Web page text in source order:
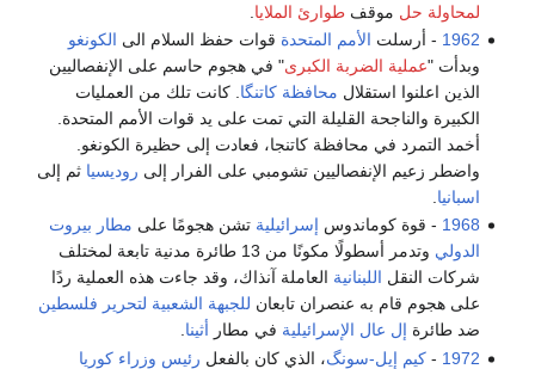
لمحاولة حل موقفطوارئ الملايا
1962 - أرسلت الأمم المتحدة قوات حفظ السلام الى الكونغو
وبدأت "عملية الضربة الكبرى" في هجوم حاسم على الإنفصاليين
الذين اعلنوا استقلال محافظة كاتنگا . كانت تلك من العمليات
الكبيرة والناجحة القليلة التي تمت على يد قوات الأمم المتحدة.
أخمد التمرد في محافظة كاتنجا، فعادت إلى حظيرة الكونغو.
واضطر زعيم الإنفصاليين تشومبي على الفرار إلى روديسيا ثم إلى
اسبانيا
1968 - قوة كوماندوس إسرائيلية تشن هجومًا على مطار بيروت
الدولي
وتدمر أسطولًا مكونًا من 13 طائرة مدنية تابعة لمختلف
شركات النقل اللبنانية العاملة آنذاك، وقد جاءت هذه العملية ردًا
على هجوم قام به عنصران تابعان للجبهة الشعبية لتحرير فلسطين
ضد طائرة إل عال الإسرائيلية في مطار أثينا.
1972
-كيم إيل-سونگ، الذي كان بالفعل رئيس وزراء كوريا